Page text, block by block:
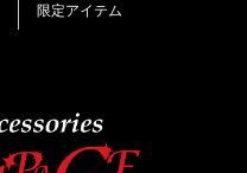
限定アイテム